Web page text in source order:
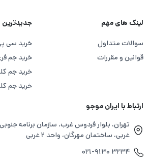
لینک های مهم
سوالات متداول
قوانین و مقررات
جدیدترین
خرید سی
خرید جم
خرید جم
خرید جم
ارتباط با ایران موجو
غربی، ساختمان مهرگان، واحد ۲ غربی
۰۲۱-۹۱۳۰ ۳۲۳۴